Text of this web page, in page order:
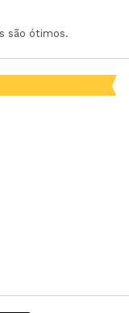
são ótimos.